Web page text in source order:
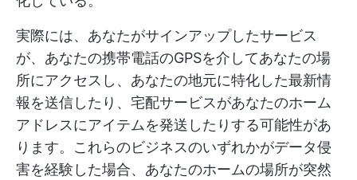
実際には、あなたがサインアップしたサービス
が、あなたの携帯電話のGPSを介してあなたの場
所にアクセスし、あなたの地元に特化した最新情
報を送信したり、宅配サービスがあなたのホーム
アドレスにアイテムを発送したりする可能性があ
ります。これらのビジネスのいずれかがデータ侵
害を経験した場合、あなたのホームの場所が突然